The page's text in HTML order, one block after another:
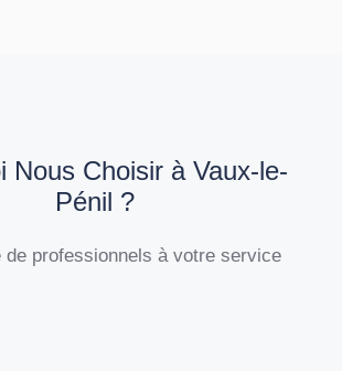
Nous Choisir à Vaux-le-
Pénil ?
de professionnels à votre service